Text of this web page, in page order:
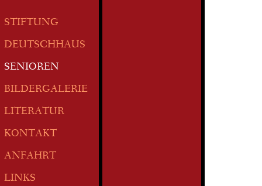
STIFTUNG
DEUTSCHHAUS
SENIOREN
BILDERGALERIE
LITERATUR
KONTAKT
ANFAHRT
LINKS